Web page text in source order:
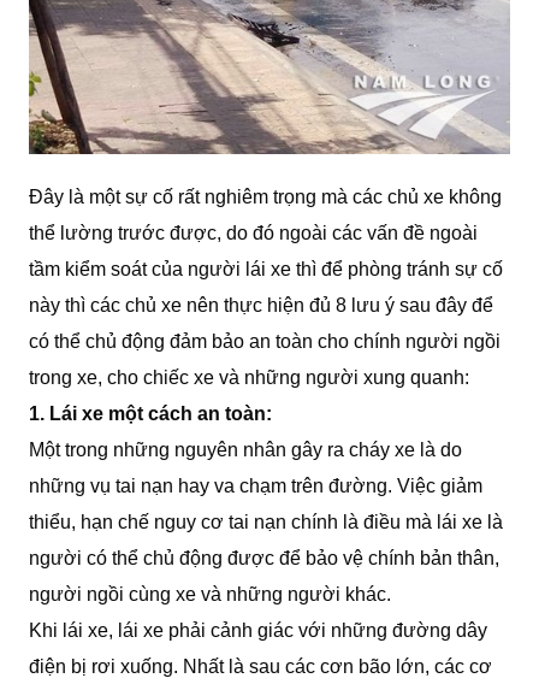
Đây là một sự cố rất nghiêm trọng mà các chủ xe không
thể lường trước được, do đó ngoài các vấn đề ngoài
tầm kiểm soát của người lái xe thì để phòng tránh sự cố
này thì các chủ xe nên thực hiện đủ 8 lưu ý sau đây để
có thể chủ động đảm bảo an toàn cho chính người ngồi
trong xe, cho chiếc xe và những người xung quanh:
1. Lái xe một cách an toàn:
Một trong những nguyên nhân gây ra cháy xe là do
những vụ tai nạn hay va chạm trên đường. Việc giảm
thiểu, hạn chế nguy cơ tai nạn chính là điều mà lái xe là
người có thể chủ động được để bảo vệ chính bản thân,
người ngồi cùng xe và những người khác.
Khi lái xe, lái xe phải cảnh giác với những đường dây
điện bị rơi xuống. Nhất là sau các cơn bão lớn, các cơ